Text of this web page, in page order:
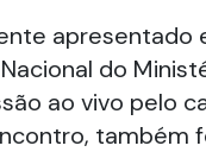
apresentado
do
ao vivo pelo
também